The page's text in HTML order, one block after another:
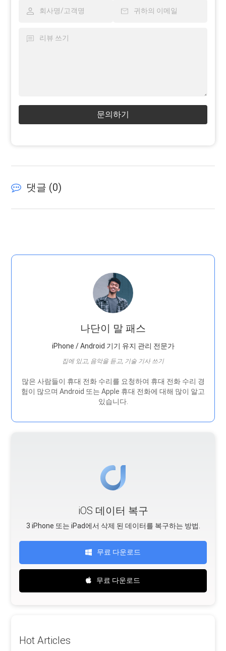
문의하기
댓글 (0)
나단이 말 패스
iPhone / Android 기기 유지 관리 전문가
집에 있고, 음악을 듣고, 기술 기사 쓰기
많은 사람들이 휴대 전화 수리를 요청하여 휴대 전화 수리 경
험이 많으며 Android 또는 Apple 휴대 전화에 대해 많이 알고
있습니다.
iOS 데이터 복구
3 iPhone 또는 iPad에서 삭제 된 데이터를 복구하는 방법.
무료 다운로드
무료 다운로드
Hot Articles